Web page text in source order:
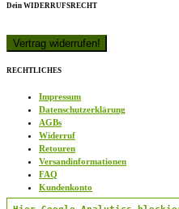
Dein WIDERRUFSRECHT
RECHTLICHES
Impressum
Datenschutzerklärung
AGBs
Widerruf
Retouren
Versandinformationen
FAQ
Kundenkonto